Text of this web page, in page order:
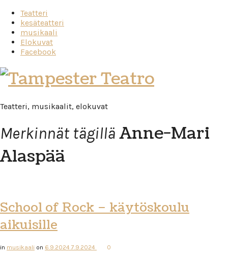
Teatteri
kesäteatteri
musikaali
Elokuvat
Facebook
Tampester
Teatro
Teatteri, musikaalit, elokuvat
Merkinnät tägillä Anne-Mari
Alaspää
School of Rock – käytöskoulu
aikuisille
in musikaali on 6.9.2024 7.9.2024 0